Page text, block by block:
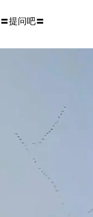
〓提问吧〓